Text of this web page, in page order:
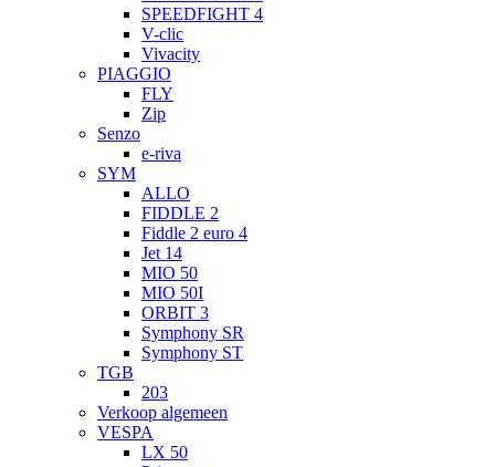
SPEEDFIGHT 4
V-clic
Vivacity
PIAGGIO
FLY
Zip
Senzo
e-riva
SYM
ALLO
FIDDLE 2
Fiddle 2 euro 4
Jet 14
MIO 50
MIO 50I
ORBIT 3
Symphony SR
Symphony ST
TGB
203
Verkoop algemeen
VESPA
LX 50